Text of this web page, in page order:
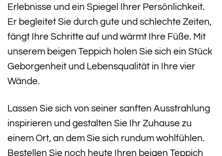
Erlebnisse und ein Spiegel Ihrer Persönlichkeit.
Er begleitet Sie durch gute und schlechte Zeiten,
fängt Ihre Schritte auf und wärmt Ihre Füße. Mit
unserem beigen Teppich holen Sie sich ein Stück
Geborgenheit und Lebensqualität in Ihre vier
Wände.
Lassen Sie sich von seiner sanften Ausstrahlung
inspirieren und gestalten Sie Ihr Zuhause zu
einem Ort, an dem Sie sich rundum wohlfühlen.
Bestellen Sie noch heute Ihren beigen Teppich